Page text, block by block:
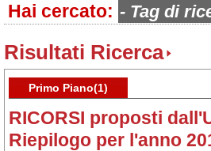
Inserisci parola
Hai cercato: - Tag di
Risultati Ricerca
Primo Piano(1)
RICORSI proposti
Riepilogo per l'anno